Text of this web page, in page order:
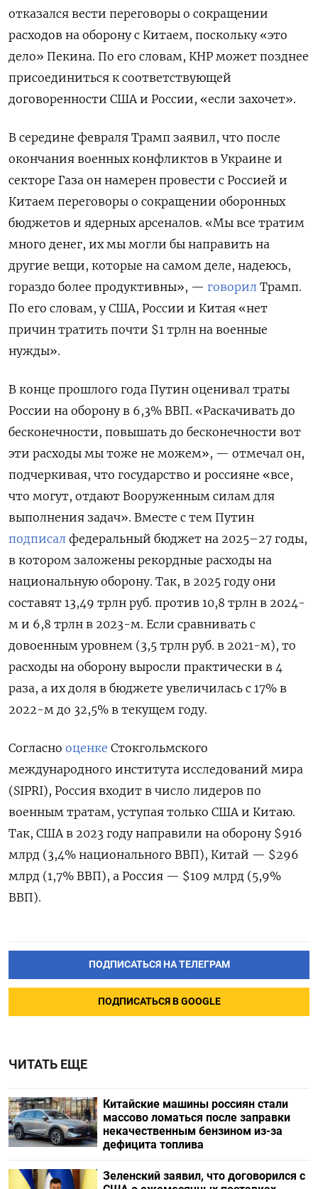
отказался вести переговоры о сокращении
расходов на оборону с Китаем, поскольку «это
дело» Пекина. По его словам, КНР может позднее
присоединиться к соответствующей
договоренности США и России, «если захочет».
В середине февраля Трамп заявил, что после
окончания военных конфликтов в Украине и
секторе Газа он намерен провести с Россией и
Китаем переговоры о сокращении оборонных
бюджетов и ядерных арсеналов. «Мы все тратим
много денег, их мы могли бы направить на
другие вещи, которые на самом деле, надеюсь,
гораздо более продуктивны», — говорил Трамп.
По его словам, у США, России и Китая «нет
причин тратить почти $1 трлн на военные
нужды».
В конце прошлого года Путин оценивал траты
России на оборону в 6,3% ВВП. «Раскачивать до
бесконечности, повышать до бесконечности вот
эти расходы мы тоже не можем», — отмечал он,
подчеркивая, что государство и россияне «все,
что могут, отдают Вооруженным силам для
выполнения задач». Вместе с тем Путин
подписал федеральный бюджет на 2025–27 годы,
в котором заложены рекордные расходы на
национальную оборону. Так, в 2025 году они
составят 13,49 трлн руб. против 10,8 трлн в 2024-
м и 6,8 трлн в 2023-м. Если сравнивать с
довоенным уровнем (3,5 трлн руб. в 2021-м), то
расходы на оборону выросли практически в 4
раза, а их доля в бюджете увеличилась с 17% в
2022-м до 32,5% в текущем году.
Согласно оценке Стокгольмского
международного института исследований мира
(SIPRI), Россия входит в число лидеров по
военным тратам, уступая только США и Китаю.
Так, США в 2023 году направили на оборону $916
млрд (3,4% национального ВВП), Китай — $296
млрд (1,7% ВВП), а Россия — $109 млрд (5,9%
ВВП).
ПОДПИСАТЬСЯ НА ТЕЛЕГРАМ
ПОДПИСАТЬСЯ В GOOGLE
ЧИТАТЬ ЕЩЕ
Китайские машины россиян стали
массово ломаться после заправки
некачественным бензином из-за
дефицита топлива
Зеленский заявил, что договорился с